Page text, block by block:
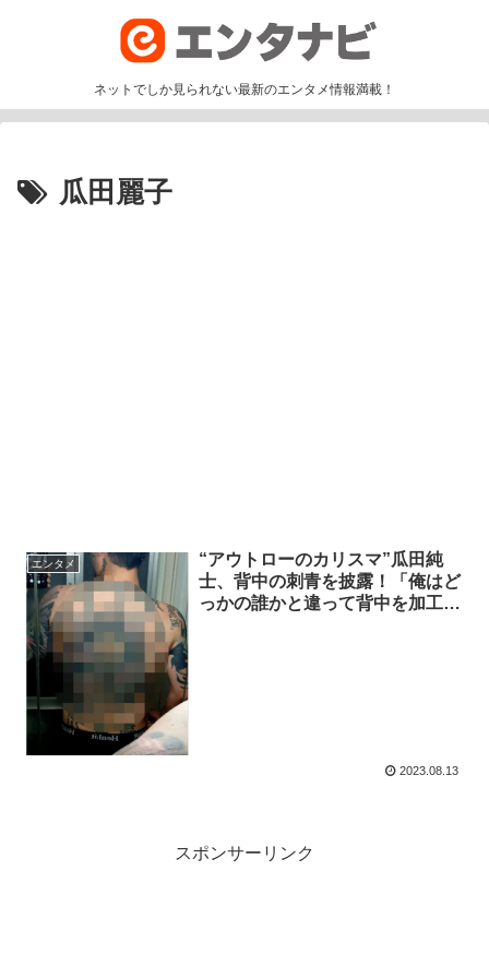
ネットでしか見られない最新のエンタメ情報満載！
瓜田麗子
エンタメ
“アウトローのカリスマ”瓜田純
士、背中の刺青を披露！「俺はど
っかの誰かと違って背中を加工な
2023.08.13
スポンサーリンク